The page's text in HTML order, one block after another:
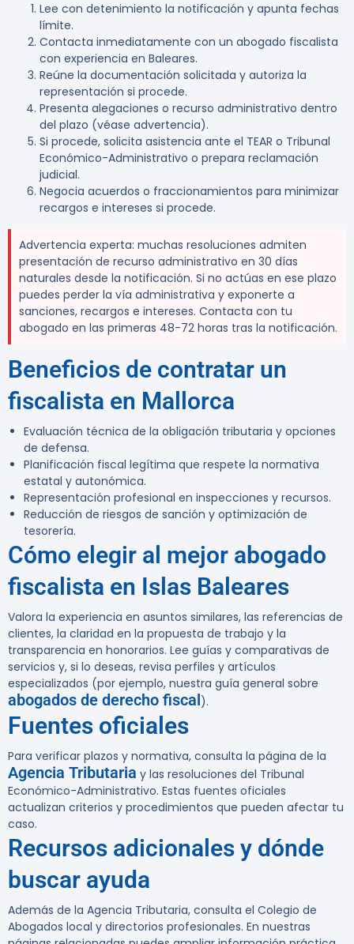
Lee con detenimiento la notificación y apunta fechas
límite.
Contacta inmediatamente con un abogado fiscalista
con experiencia en Baleares.
Reúne la documentación solicitada y autoriza la
representación si procede.
Presenta alegaciones o recurso administrativo dentro
del plazo (véase advertencia).
Si procede, solicita asistencia ante el TEAR o Tribunal
Económico-Administrativo o prepara reclamación
judicial.
Negocia acuerdos o fraccionamientos para minimizar
recargos e intereses si procede.
Advertencia experta: muchas resoluciones admiten
presentación de recurso administrativo en 30 días
naturales desde la notificación. Si no actúas en ese plazo
puedes perder la vía administrativa y exponerte a
sanciones, recargos e intereses. Contacta con tu
abogado en las primeras 48-72 horas tras la notificación.
Beneficios de contratar un
fiscalista en Mallorca
Evaluación técnica de la obligación tributaria y opciones
de defensa.
Planificación fiscal legítima que respete la normativa
estatal y autonómica.
Representación profesional en inspecciones y recursos.
Reducción de riesgos de sanción y optimización de
tesorería.
Cómo elegir al mejor abogado
fiscalista en Islas Baleares
Valora la experiencia en asuntos similares, las referencias de
clientes, la claridad en la propuesta de trabajo y la
transparencia en honorarios. Lee guías y comparativas de
servicios y, si lo deseas, revisa perfiles y artículos
especializados (por ejemplo, nuestra guía general sobre
abogados de derecho fiscal).
Fuentes oficiales
Para verificar plazos y normativa, consulta la página de la
Agencia Tributaria y las resoluciones del Tribunal
Económico-Administrativo. Estas fuentes oficiales
actualizan criterios y procedimientos que pueden afectar tu
caso.
Recursos adicionales y dónde
buscar ayuda
Además de la Agencia Tributaria, consulta el Colegio de
Abogados local y directorios profesionales. En nuestras